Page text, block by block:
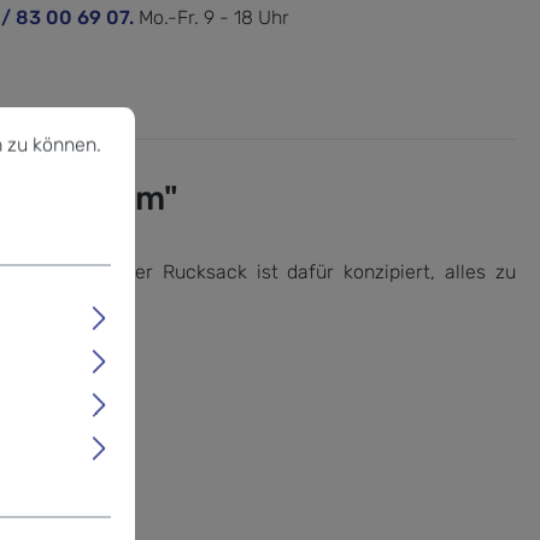
83 00 69 07. Mo.-Fr. 9 - 18 Uhr
- dieser Rucksack ist dafür konzipiert, alles zu
Mehr Informationen ...
können.